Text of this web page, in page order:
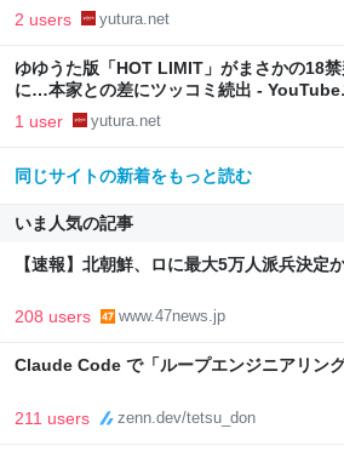
2 users yutura.net
ゆゆうた版「HOT LIMIT」がまさかの18
に…本家との差にツッコミ続出 - YouTube
1 user yutura.net
同じサイトの新着をもっと読む
いま人気の記事
【速報】北朝鮮、ロに最大5万人派兵決定
208 users www.47news.jp
Claude Code で「ループエンジニアリン
211 users zenn.dev/tetsu_don